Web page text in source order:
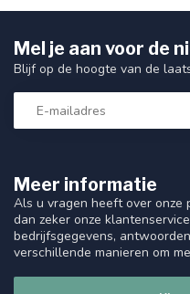
Meer informatie
Als u vragen heeft over onze
dan zeker onze
bedrijfsgegevens,
verschillende manieren om
Mel je aan voor de
Blijf op de hoogte van de